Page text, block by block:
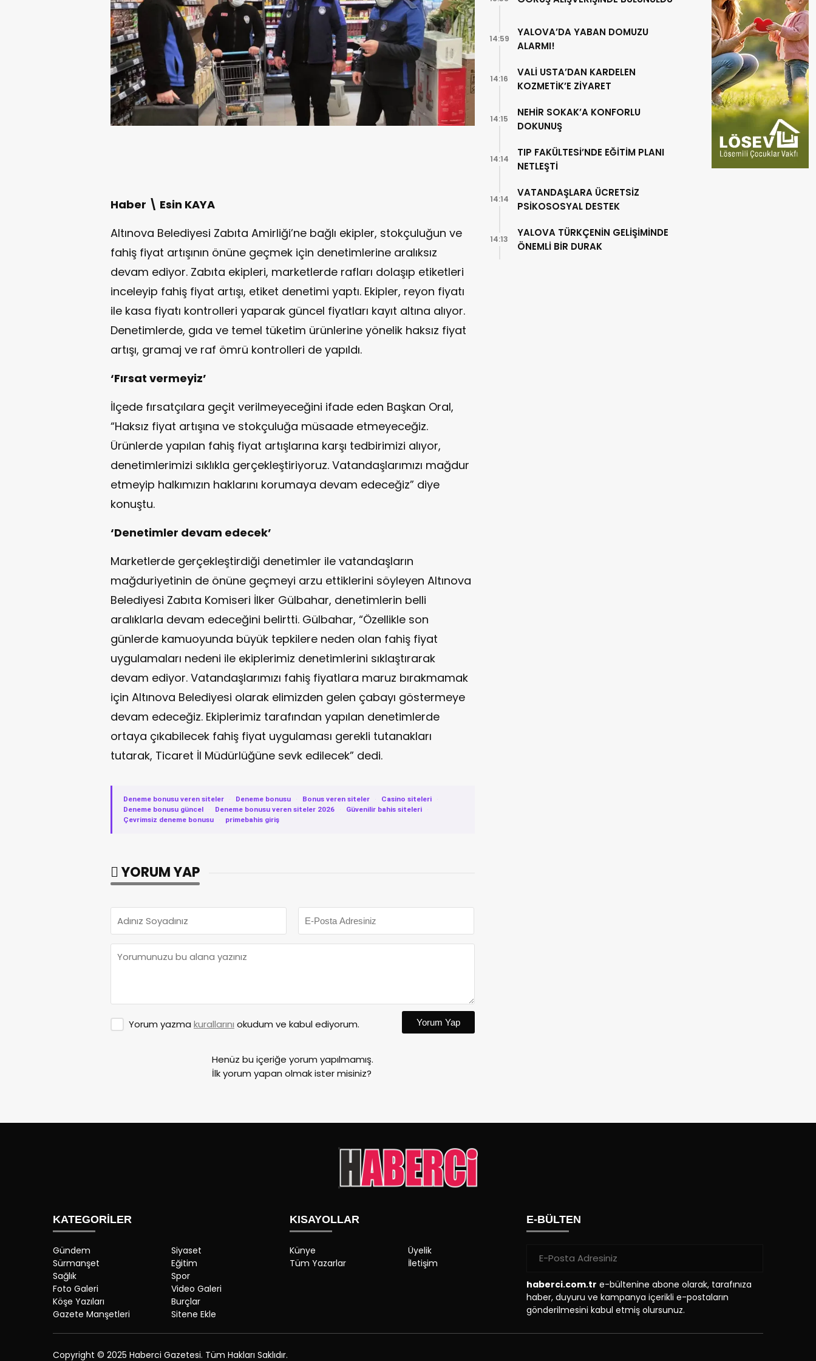
Haber \ Esin KAYA
Altınova Belediyesi Zabıta Amirliği’ne bağlı ekipler, stokçuluğun ve
fahiş fiyat artışının önüne geçmek için denetimlerine aralıksız
devam ediyor. Zabıta ekipleri, marketlerde rafları dolaşıp etiketleri
inceleyip fahiş fiyat artışı, etiket denetimi yaptı. Ekipler, reyon fiyatı
ile kasa fiyatı kontrolleri yaparak güncel fiyatları kayıt altına alıyor.
Denetimlerde, gıda ve temel tüketim ürünlerine yönelik haksız fiyat
artışı, gramaj ve raf ömrü kontrolleri de yapıldı.
‘Fırsat vermeyiz’
İlçede fırsatçılara geçit verilmeyeceğini ifade eden Başkan Oral,
“Haksız fiyat artışına ve stokçuluğa müsaade etmeyeceğiz.
Ürünlerde yapılan fahiş fiyat artışlarına karşı tedbirimizi alıyor,
denetimlerimizi sıklıkla gerçekleştiriyoruz. Vatandaşlarımızı mağdur
etmeyip halkımızın haklarını korumaya devam edeceğiz” diye
konuştu.
‘Denetimler devam edecek’
Marketlerde gerçekleştirdiği denetimler ile vatandaşların
mağduriyetinin de önüne geçmeyi arzu ettiklerini söyleyen Altınova
Belediyesi Zabıta Komiseri İlker Gülbahar, denetimlerin belli
aralıklarla devam edeceğini belirtti. Gülbahar, “Özellikle son
günlerde kamuoyunda büyük tepkilere neden olan fahiş fiyat
uygulamaları nedeni ile ekiplerimiz denetimlerini sıklaştırarak
devam ediyor. Vatandaşlarımızı fahiş fiyatlara maruz bırakmamak
için Altınova Belediyesi olarak elimizden gelen çabayı göstermeye
devam edeceğiz. Ekiplerimiz tarafından yapılan denetimlerde
ortaya çıkabilecek fahiş fiyat uygulaması gerekli tutanakları
tutarak, Ticaret İl Müdürlüğüne sevk edilecek” dedi.
Deneme bonusu veren siteler · Deneme bonusu · Bonus veren siteler · Casino siteleri
·
Deneme bonusu güncel
· Deneme bonusu veren siteler 2026 · Güvenilir bahis siteleri
·
Çevrimsiz deneme bonusu
· primebahis giriş
YORUM YAP
Yorum yazma kurallarını okudum ve kabul ediyorum. Yorum Yap
Henüz bu içeriğe yorum yapılmamış.
İlk yorum yapan olmak ister misiniz?
YALOVA’DA YABAN DOMUZU
ALARMI!
14:59
VALİ USTA’DAN KARDELEN
KOZMETİK’E ZİYARET
14:16
NEHİR SOKAK’A KONFORLU
DOKUNUŞ
14:15
TIP FAKÜLTESİ’NDE EĞİTİM PLANI
NETLEŞTİ
14:14
VATANDAŞLARA ÜCRETSİZ
PSİKOSOSYAL DESTEK
14:14
YALOVA TÜRKÇENİN GELİŞİMİNDE
ÖNEMLİ BİR DURAK
14:13
KATEGORİLER
Gündem
Siyaset
Sürmanşet
Eğitim
Sağlık
Spor
Foto Galeri
Video Galeri
Köşe Yazıları
Burçlar
Gazete Manşetleri
Sitene Ekle
KISAYOLLAR
Künye
Üyelik
Tüm Yazarlar
İletişim
E-BÜLTEN
haberci.com.tr e-bültenine abone olarak, tarafınıza
haber, duyuru ve kampanya içerikli e-postaların
gönderilmesini kabul etmiş olursunuz.
Copyright © 2025 Haberci Gazetesi. Tüm Hakları Saklıdır.